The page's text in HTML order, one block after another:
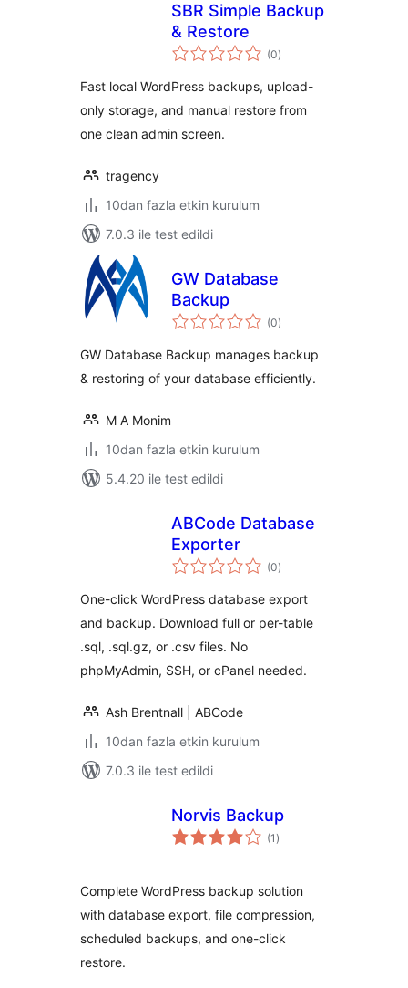
SBR Simple Backup
& Restore
(0toplam
puan
)
Fast local WordPress backups, upload-
only storage, and manual restore from
one clean admin screen.
tragency
10dan fazla etkin kurulum
7.0.3 ile test edildi
GW Database
Backup
(0toplam
puan
)
GW Database Backup manages backup
& restoring of your database efficiently.
M A Monim
10dan fazla etkin kurulum
5.4.20 ile test edildi
ABCode Database
Exporter
(0toplam
puan
)
One-click WordPress database export
and backup. Download full or per-table
.sql, .sql.gz, or .csv files. No
phpMyAdmin, SSH, or cPanel needed.
Ash Brentnall | ABCode
10dan fazla etkin kurulum
7.0.3 ile test edildi
Norvis Backup
(1 toplam
puan
)
Complete WordPress backup solution
with database export, file compression,
scheduled backups, and one-click
restore.